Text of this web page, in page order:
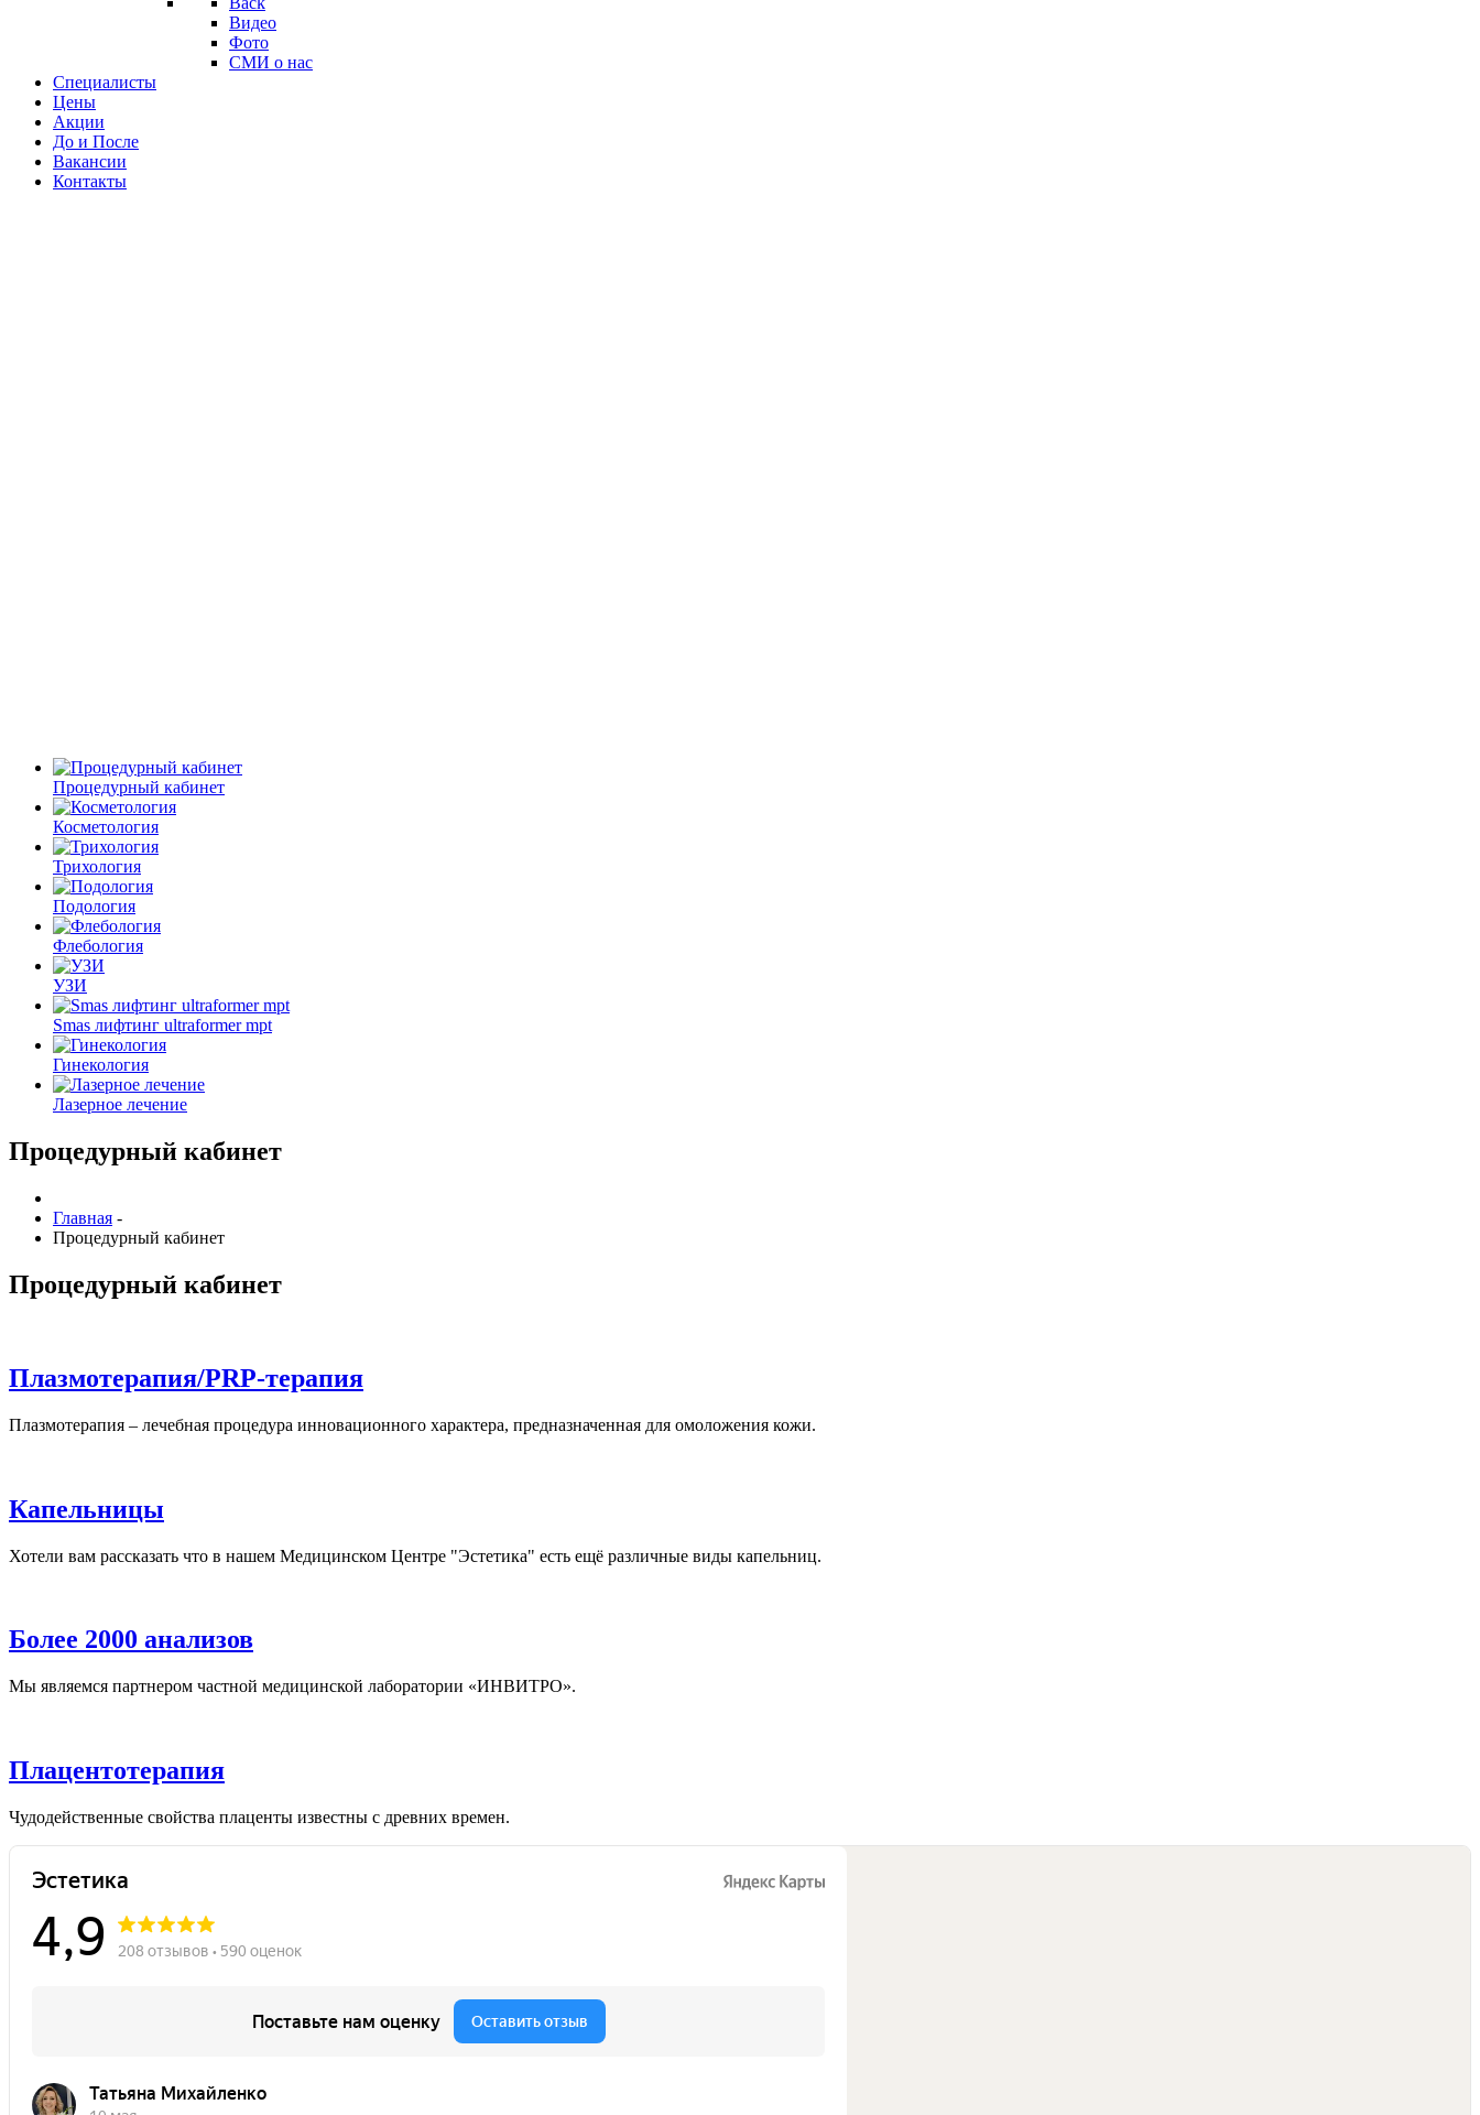
Видео
Фото
СМИ о нас
Специалисты
Цены
Акции
До и После
Вакансии
Контакты
Процедурный кабинет
Косметология
Трихология
Подология
Флебология
УЗИ
Smas лифтинг ultraformer mpt
Гинекология
Лазерное лечение
Процедурный кабинет
Главная -
Процедурный кабинет
Процедурный кабинет
Плазмотерапия/PRP-терапия
Плазмотерапия – лечебная процедура инновационного характера, предназначенная для омоложения кожи.
Капельницы
Хотели вам рассказать что в нашем Медицинском Центре "Эстетика" есть ещё различные виды капельниц.
Более 2000 анализов
Мы являемся партнером частной медицинской лаборатории «ИНВИТРО».
Плацентотерапия
Чудодейственные свойства плаценты известны с древних времен.